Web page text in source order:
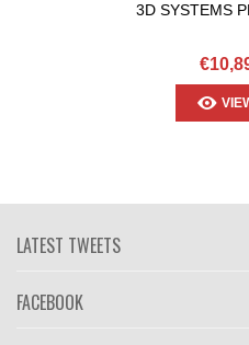
3D SYSTEMS
LATEST TWEETS
FACEBOOK